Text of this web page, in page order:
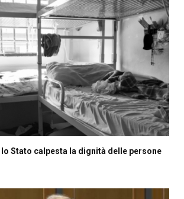
lo Stato calpesta la dignità delle persone